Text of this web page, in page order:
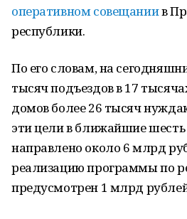
оперативном совещаниив
республики.
По его словам, на
тысяч подъездов в 17
домов более 26 тысяч
эти цели в ближайшие шесть
направлено около 6 млрд
реализацию программы по
предусмотрен 1 млрд